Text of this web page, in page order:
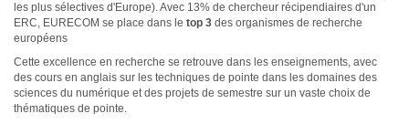
les plus sélectives d'Europe). Avec 13% de chercheur récipendiaires d'un
ERC, EURECOM se place dans le top 3 des organismes de recherche
européens
Cette excellence en recherche se retrouve dans les enseignements, avec
des cours en anglais sur les techniques de pointe dans les domaines des
sciences du numérique et des projets de semestre sur un vaste choix de
thématiques de pointe.